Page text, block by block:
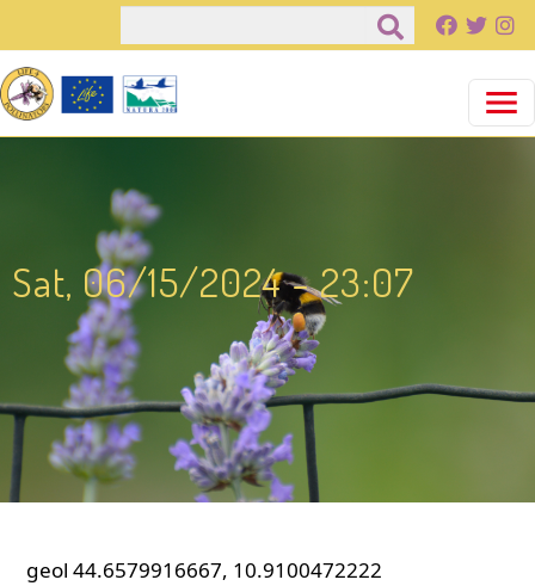
Pasar al contenido principal
Sat, 06/15/2024 - 23:07
geol 44.6579916667, 10.9100472222